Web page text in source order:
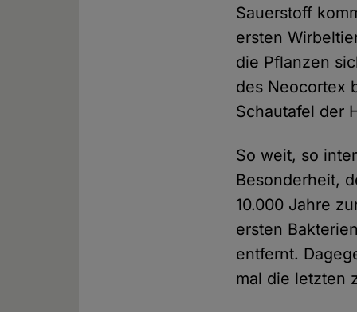
Sauerstoff
ersten
die Pflanzen
des Neocortex
Schautafel der
So weit, so
Besonderheit,
10.000 Jahre
ersten
entfernt.
mal die letzten